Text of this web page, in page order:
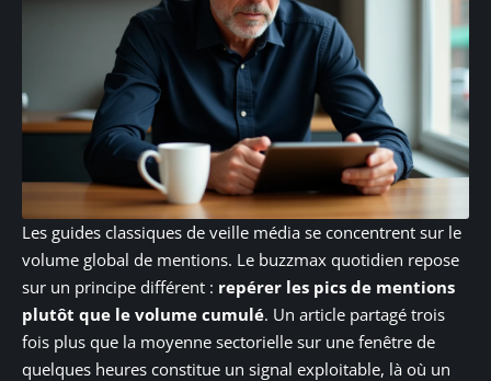
Les guides classiques de veille média se concentrent sur le
volume global de mentions. Le buzzmax quotidien repose
sur un principe différent : repérer les pics de mentions
plutôt que le volume cumulé. Un article partagé trois
fois plus que la moyenne sectorielle sur une fenêtre de
quelques heures constitue un signal exploitable, là où un